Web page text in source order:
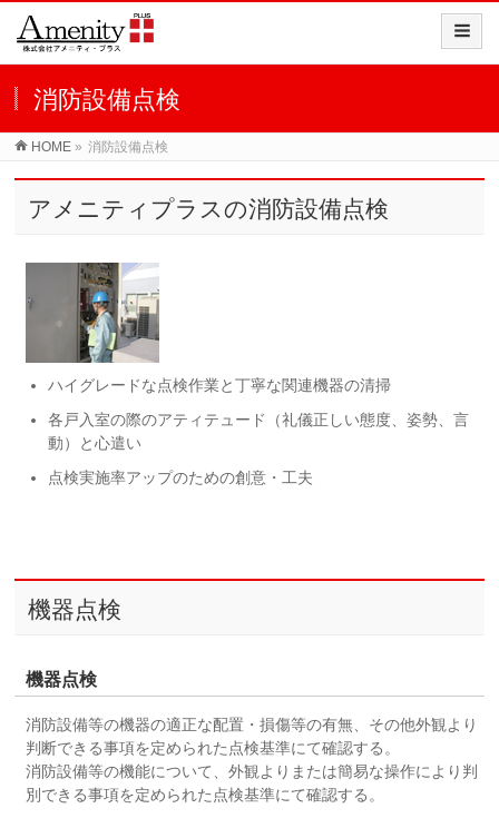
消防設備点検
HOME » 消防設備点検
アメニティプラスの消防設備点検
ハイグレードな点検作業と丁寧な関連機器の清掃
各戸入室の際のアティテュード（礼儀正しい態度、姿勢、言
動）と心遣い
点検実施率アップのための創意・工夫
機器点検
機器点検
消防設備等の機器の適正な配置・損傷等の有無、その他外観より
判断できる事項を定められた点検基準にて確認する。
消防設備等の機能について、外観よりまたは簡易な操作により判
別できる事項を定められた点検基準にて確認する。